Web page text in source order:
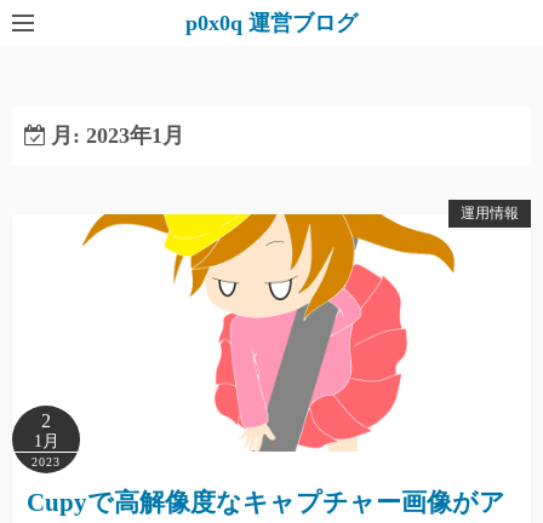
コ
p0x0q 運営ブログ
月: 2023年1月
運用情報
2
1月
2023
Cupyで高解像度なキャプチャー画像がア